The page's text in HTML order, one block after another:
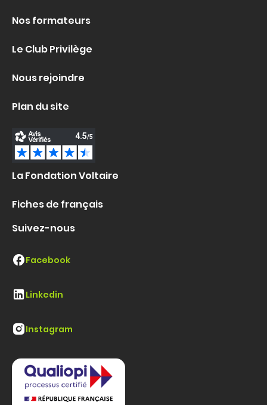
Nos formateurs
Le Club Privilège
Nous rejoindre
Plan du site
La Fondation Voltaire
Fiches de français
Suivez-nous
Facebook
Linkedin
Instagram